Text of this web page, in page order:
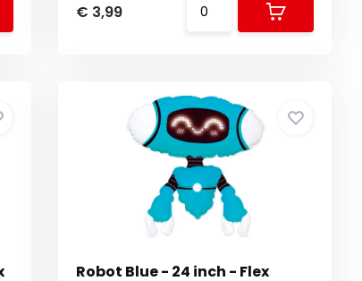
€ 3,99
Robot Blue - 24 inch - Flex